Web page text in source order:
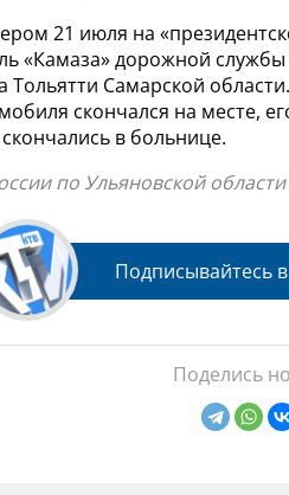
21 июля на
«Камаза» дорожной
Тольятти Самарской
скончался на месте,
в больнице.
по Ульяновской области
Подписывайтесь в
Поделись